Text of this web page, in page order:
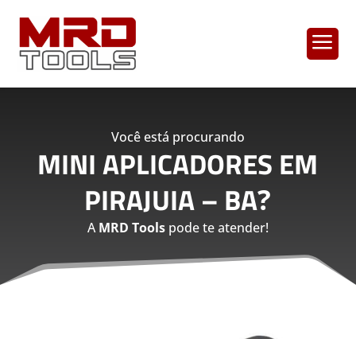
a
Você está procurando
MINI APLICADORES EM
PIRAJUIA – BA?
AMRD Toolspode te atender!